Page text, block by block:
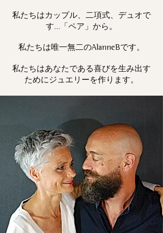
私たちはカップル、二項式、デュオで
す...「ペア」から。
私たちは唯一無二のAlanneBです。
私たちはあなたである喜びを生み出す
ためにジュエリーを作ります。